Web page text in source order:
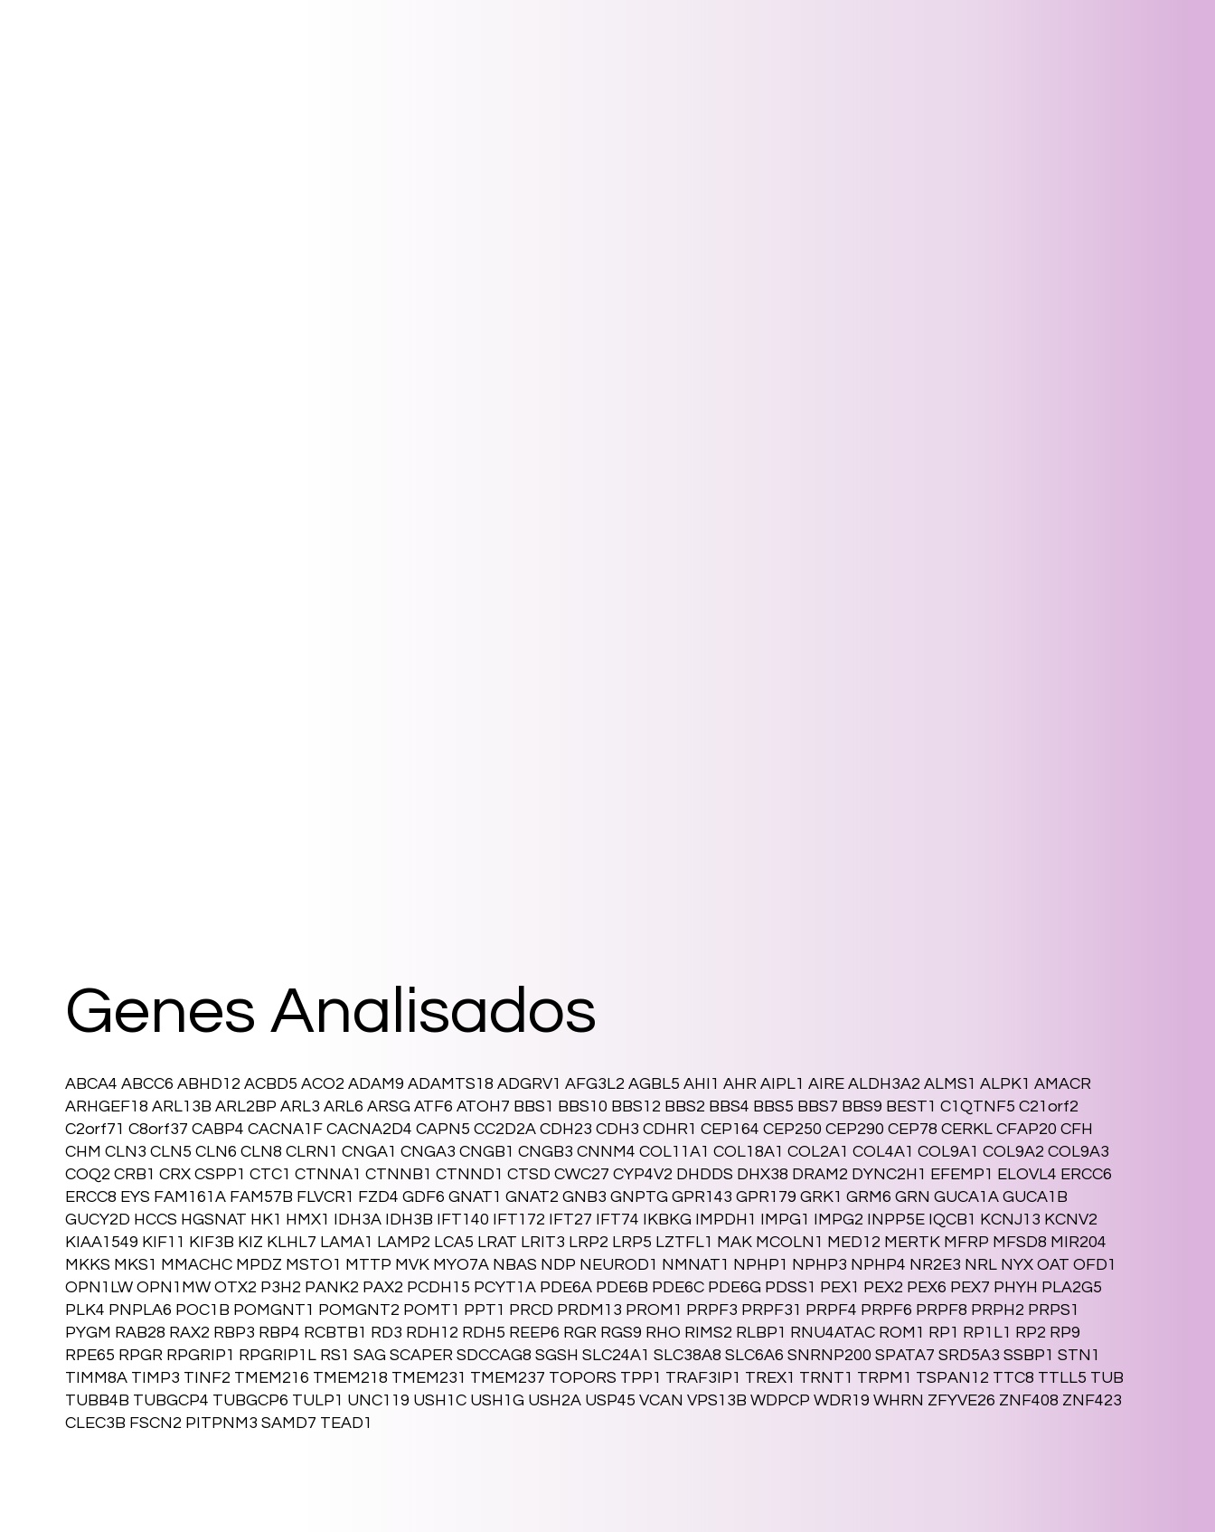
Genes Analisados
ABCA4 ABCC6 ABHD12 ACBD5 ACO2 ADAM9 ADAMTS18 ADGRV1 AFG3L2 AGBL5 AHI1 AHR AIPL1 AIRE ALDH3A2 ALMS1 ALPK1 AMACR
ARHGEF18 ARL13B ARL2BP ARL3 ARL6 ARSG ATF6 ATOH7 BBS1 BBS10 BBS12 BBS2 BBS4 BBS5 BBS7 BBS9 BEST1 C1QTNF5 C21orf2
C2orf71 C8orf37 CABP4 CACNA1F CACNA2D4 CAPN5 CC2D2A CDH23 CDH3 CDHR1 CEP164 CEP250 CEP290 CEP78 CERKL CFAP20 CFH
CHM CLN3 CLN5 CLN6 CLN8 CLRN1 CNGA1 CNGA3 CNGB1 CNGB3 CNNM4 COL11A1 COL18A1 COL2A1 COL4A1 COL9A1 COL9A2 COL9A3
COQ2 CRB1 CRX CSPP1 CTC1 CTNNA1 CTNNB1 CTNND1 CTSD CWC27 CYP4V2 DHDDS DHX38 DRAM2 DYNC2H1 EFEMP1 ELOVL4 ERCC6
ERCC8 EYS FAM161A FAM57B FLVCR1 FZD4 GDF6 GNAT1 GNAT2 GNB3 GNPTG GPR143 GPR179 GRK1 GRM6 GRN GUCA1A GUCA1B
GUCY2D HCCS HGSNAT HK1 HMX1 IDH3A IDH3B IFT140 IFT172 IFT27 IFT74 IKBKG IMPDH1 IMPG1 IMPG2 INPP5E IQCB1 KCNJ13 KCNV2
KIAA1549 KIF11 KIF3B KIZ KLHL7 LAMA1 LAMP2 LCA5 LRAT LRIT3 LRP2 LRP5 LZTFL1 MAK MCOLN1 MED12 MERTK MFRP MFSD8 MIR204
MKKS MKS1 MMACHC MPDZ MSTO1 MTTP MVK MYO7A NBAS NDP NEUROD1 NMNAT1 NPHP1 NPHP3 NPHP4 NR2E3 NRL NYX OAT OFD1
OPN1LW OPN1MW OTX2 P3H2 PANK2 PAX2 PCDH15 PCYT1A PDE6A PDE6B PDE6C PDE6G PDSS1 PEX1 PEX2 PEX6 PEX7 PHYH PLA2G5
PLK4 PNPLA6 POC1B POMGNT1 POMGNT2 POMT1 PPT1 PRCD PRDM13 PROM1 PRPF3 PRPF31 PRPF4 PRPF6 PRPF8 PRPH2 PRPS1
PYGM RAB28 RAX2 RBP3 RBP4 RCBTB1 RD3 RDH12 RDH5 REEP6 RGR RGS9 RHO RIMS2 RLBP1 RNU4ATAC ROM1 RP1 RP1L1 RP2 RP9
RPE65 RPGR RPGRIP1 RPGRIP1L RS1 SAG SCAPER SDCCAG8 SGSH SLC24A1 SLC38A8 SLC6A6 SNRNP200 SPATA7 SRD5A3 SSBP1 STN1
TIMM8A TIMP3 TINF2 TMEM216 TMEM218 TMEM231 TMEM237 TOPORS TPP1 TRAF3IP1 TREX1 TRNT1 TRPM1 TSPAN12 TTC8 TTLL5 TUB
TUBB4B TUBGCP4 TUBGCP6 TULP1 UNC119 USH1C USH1G USH2A USP45 VCAN VPS13B WDPCP WDR19 WHRN ZFYVE26 ZNF408 ZNF423
CLEC3B FSCN2 PITPNM3 SAMD7 TEAD1